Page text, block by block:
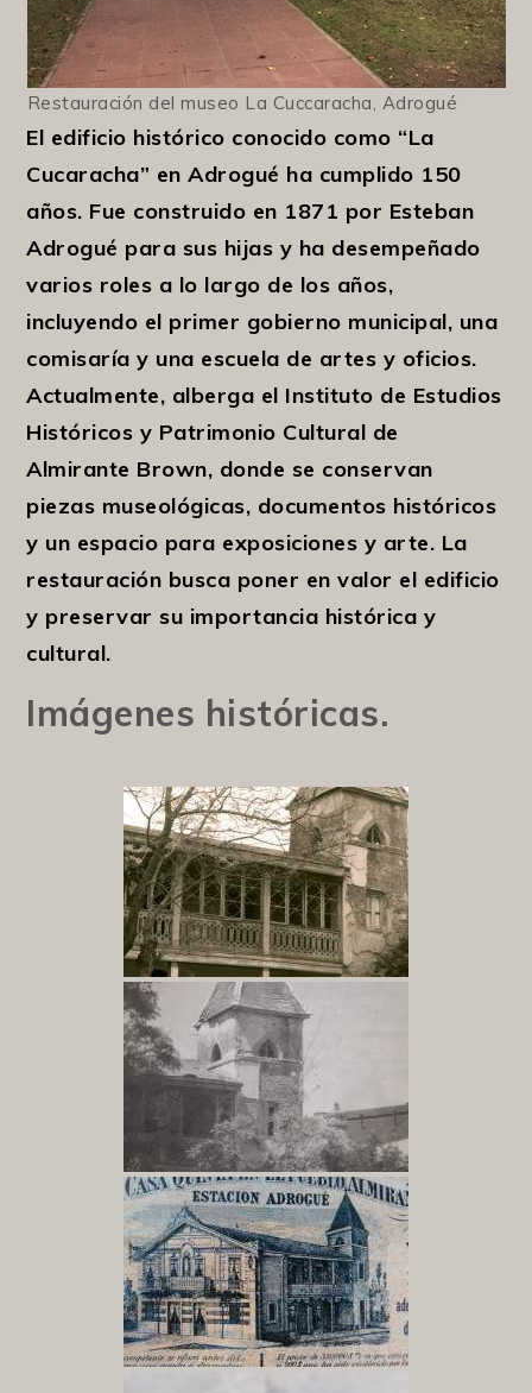
Restauración del museo La Cuccaracha, Adrogué
El edificio histórico conocido como “La
Cucaracha” en Adrogué ha cumplido 150
años. Fue construido en 1871 por Esteban
Adrogué para sus hijas y ha desempeñado
varios roles a lo largo de los años,
incluyendo el primer gobierno municipal, una
comisaría y una escuela de artes y oficios.
Actualmente, alberga el Instituto de Estudios
Históricos y Patrimonio Cultural de
Almirante Brown, donde se conservan
piezas museológicas, documentos históricos
y un espacio para exposiciones y arte. La
restauración busca poner en valor el edificio
y preservar su importancia histórica y
cultural.
Imágenes históricas.